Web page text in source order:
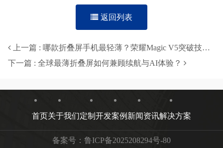
返回列表
上一篇 : 哪款折叠屏手机最轻薄？荣耀Magic V5突破技术上限-智穹界来普科技
下一篇 : 全球最薄折叠屏如何兼顾续航与AI体验？
首页关于我们定制开发案例 新闻资讯解决方案
备案号： 鲁ICP备2025208294号-80